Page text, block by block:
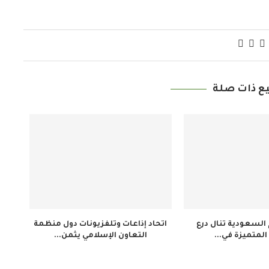
ذات صلة
اتحاد إذاعات وتلفزيونات دول منظمة
التعاون الإسلامي يثمن...
السعودية تنال درع
المتميزة في...